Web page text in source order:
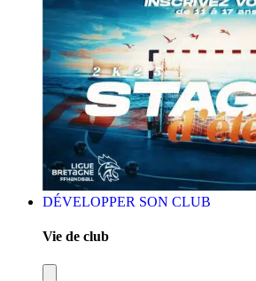
DÉVELOPPER SON CLUB
Vie de club